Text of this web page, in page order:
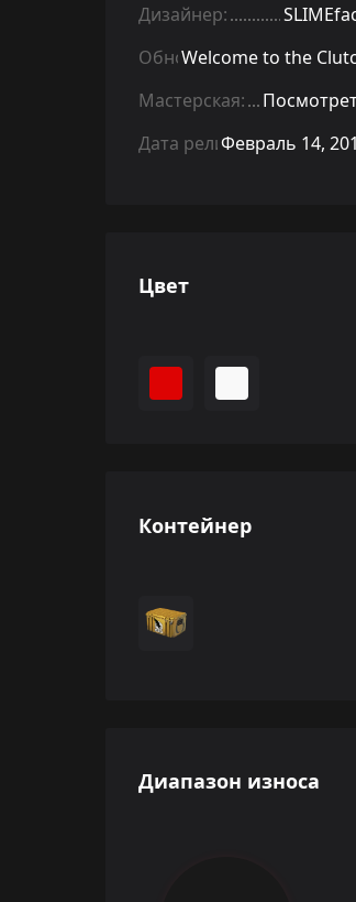
Дизайнер:
Обновление:
Welcome to the
Мастерская:
Дата релиза:Февраль 14,
Цвет
Контейнер
Диапазон износа